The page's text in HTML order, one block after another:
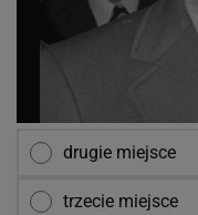
drugie miejsce
trzecie miejsce